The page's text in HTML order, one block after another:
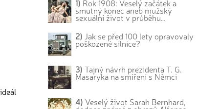
1) Rok 1908: Veselý začátek a
smutný konec aneb mužský
sexuální život v průběhu…
2) Jak se před 100 lety opravovaly
poškozené silnice?
3) Tajný návrh prezidenta T. G.
Masaryka na smíření s Němci
4) Veselý život Sarah Bernhard,